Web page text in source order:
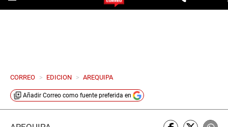
CORREO > EDICION > AREQUIPA
Añadir Correo como fuente preferida en